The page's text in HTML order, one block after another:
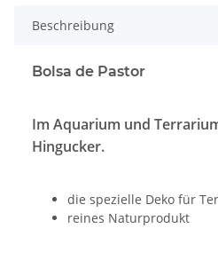
Beschreibung
Bolsa de Pastor
Im Aquarium und
Hingucker.
die spezielle Deko für
reines Naturprodukt